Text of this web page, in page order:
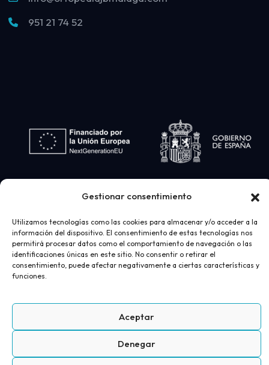
Gestionar consentimiento
Utilizamos tecnologías como las cookies para almacenar y/o acceder a la
información del dispositivo. El consentimiento de estas tecnologías nos
permitirá procesar datos como el comportamiento de navegación o las
identificaciones únicas en este sitio. No consentir o retirar el
consentimiento, puede afectar negativamente a ciertas características y
funciones.
Aceptar
Denegar
951 21 74 52
Política de privacidad
Términos y condiciones de compra